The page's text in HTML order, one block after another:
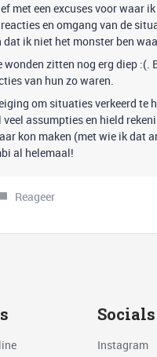
met een excuses voor waar
en omgang van de
ik niet het monster ben
wonden zitten nog erg diep :(.
van hun zo waren.
om situaties verkeerd te
assumpties en hield
kon maken (met wie ik dat
al helemaal!
Reageer
Socials
Instagram